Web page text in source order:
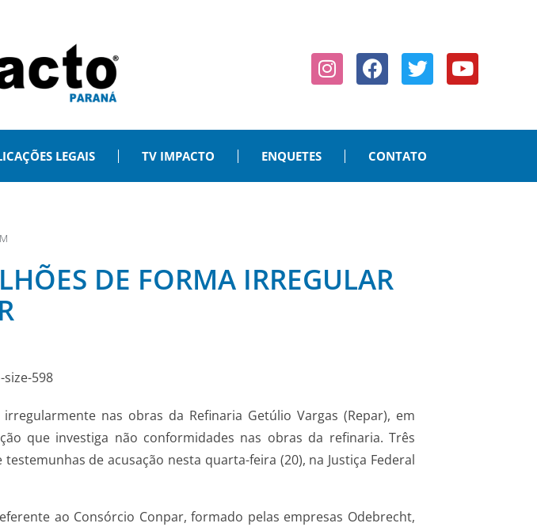
LEGAIS TV IMPACTO ENQUETES CONTATO
DE FORMA IRREGULAR
nas obras da Refinaria Getúlio Vargas (Repar), em
que investiga não conformidades nas obras da refinaria. Três
de acusação nesta quarta-feira (20), na Justiça Federal
ao Consórcio Conpar, formado pelas empresas Odebrecht,